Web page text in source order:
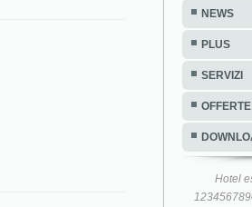
NEWS
PLUS
SERVIZI
OFFERTE
Hotel